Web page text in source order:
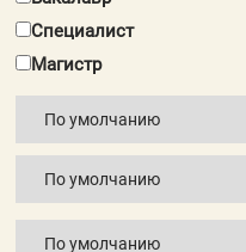
Специалист
Магистр